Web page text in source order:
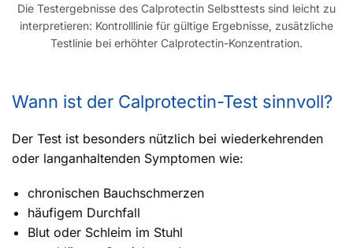
Die Testergebnisse des Calprotectin Selbsttests sind leicht zu
interpretieren: Kontrolllinie für gültige Ergebnisse, zusätzliche
Testlinie bei erhöhter Calprotectin-Konzentration.
Wann ist der Calprotectin-Test sinnvoll?
Der Test ist besonders nützlich bei wiederkehrenden
oder langanhaltenden Symptomen wie:
chronischen Bauchschmerzen
häufigem Durchfall
Blut oder Schleim im Stuhl